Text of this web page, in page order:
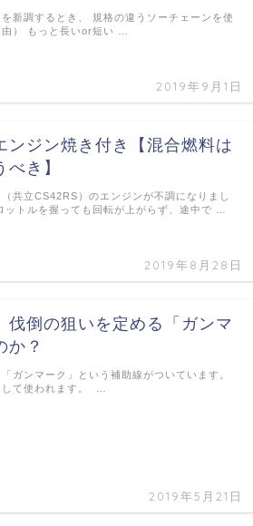
2019年9月1日
新調するとき、 規格の違うソーチェーンを使
） もっと長いor短い …
ンジン焼き付き【混合燃料は
き】
2019年8月28日
共立CS42RS）のエンジンが不調になりまし
ットルを握っても回転が上がらず、途中で …
伐倒の狙いを定める「ガンマ
か？
2019年5月21日
ガンマーク」という補助線がついています。
して使われます。 …